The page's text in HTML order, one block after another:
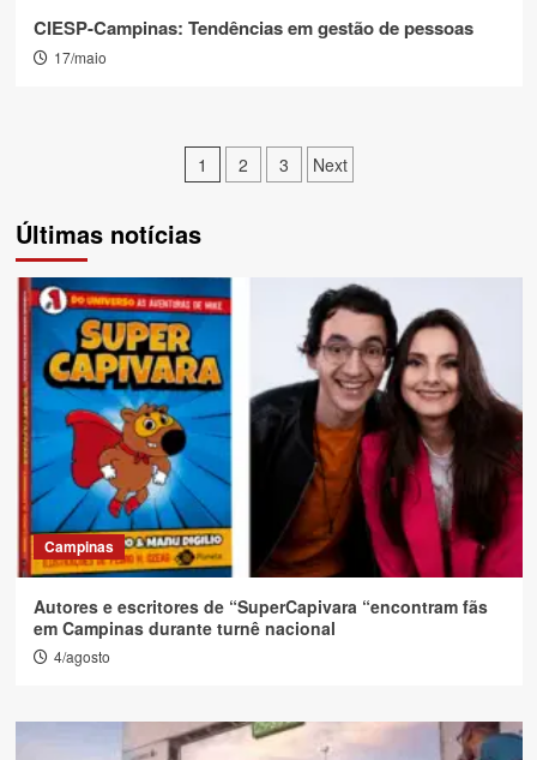
CIESP-Campinas: Tendências em gestão de pessoas
17/maio
Paginação
1 2 3 Next
Últimas notícias
Campinas
Autores e escritores de “SuperCapivara “encontram fãs
em Campinas durante turnê nacional
4/agosto